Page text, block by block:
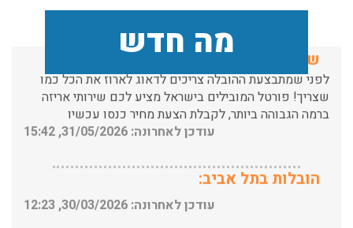
מה חדש
לפני שמתבצעת ההובלה צריכים לדאוג לארוז את הכל כמו
שצריך! פורטל המובילים בישראל מציע לכם שירותי אריזה
ברמה הגבוהה ביותר, לקבלת הצעת מחיר כנסו עכשיו
עודכן לאחרונה: 31/05/2026, 15:42
הובלות בתל אביב:
עודכן לאחרונה: 30/03/2026, 12:23